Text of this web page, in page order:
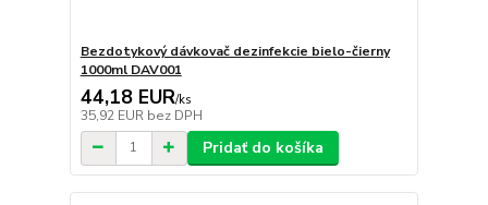
Bezdotykový dávkovač dezinfekcie bielo-čierny
1000ml DAV001
44,18 EUR/ks
35,92 EUR bez DPH
Pridať do košíka